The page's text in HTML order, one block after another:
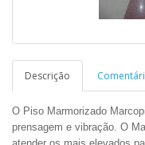
Descrição
O Piso Marmorizado
prensagem e vibração. O